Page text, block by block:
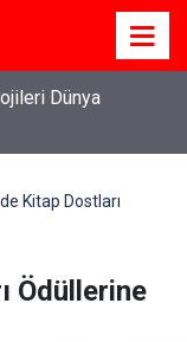
Dünya
Kitap Dostları
Ödüllerine